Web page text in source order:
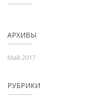
АРХИВЫ
Май 2017
РУБРИКИ